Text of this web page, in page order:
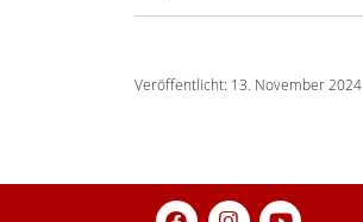
Veröffentlicht: 13. November 2024